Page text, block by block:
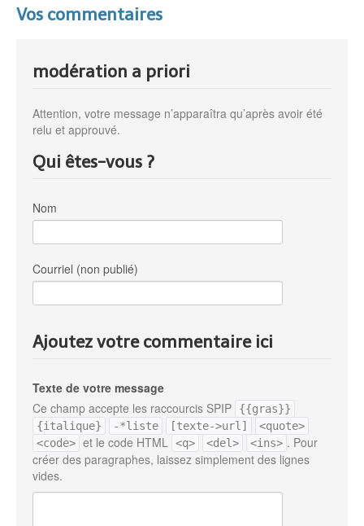
Vos commentaires
modération a priori
Attention, votre message n’apparaîtra qu’après avoir été
relu et approuvé.
Qui êtes-vous ?
Nom
Courriel (non publié)
Ajoutez votre commentaire ici
Texte de votre message
Ce champ accepte les raccourcis SPIP
{{gras}}
{italique}
-*liste [texte->url]
<quote>
<code> et le code HTML <q> <del> <ins> . Pour
créer des paragraphes, laissez simplement des lignes
vides.